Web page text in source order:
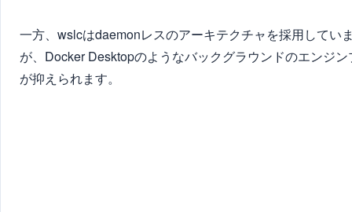
一方、wslcはdaemonレスのアーキテクチャを採用してい
が、Docker Desktopのようなバックグラウンドのエンジ
が抑えられます。